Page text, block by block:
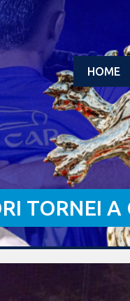
HOME
TORNEI A